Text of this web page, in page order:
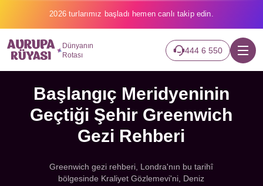
2026 turlarımız başladı hemen canlı takip edin.
Dünyanın
Rotası
444 6 550
Başlangıç Meridyeninin
Geçtiği Şehir Greenwich
Gezi Rehberi
Greenwich gezi rehberi, Londra'nın bu tarihî
bölgesinde Kraliyet Gözlemevi'ni, Deniz